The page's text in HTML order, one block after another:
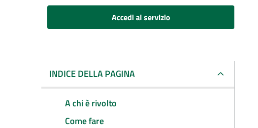
Accedi al servizio
INDICE DELLA PAGINA
A chi è rivolto
Come fare